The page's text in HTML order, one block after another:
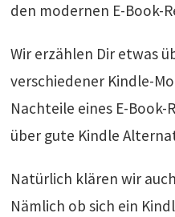
den modernen E-Book-
Wir erzählen Dir etwas
verschiedener Kindle-
Nachteile eines E-
über gute Kindle
Natürlich klären wir
Nämlich ob sich ein